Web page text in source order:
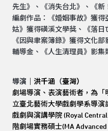
先生》、《消失台北》、《
編劇作品：《婚姻事故》獲
姑》獲得磺溪文學獎、《落日
《因與聿案簿錄》獲得文化
輔導金、《人生清理員》影集
導演 ｜洪千涵 （臺灣）
劇場導演、表演藝術者，為「
立臺北藝術大學戲劇學系導
戲劇與演講學院 (Royal
階劇場實務碩士(MA